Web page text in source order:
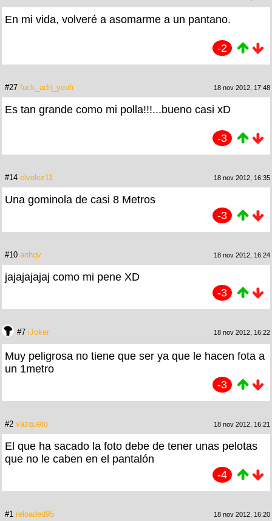
En mi vida, volveré a asomarme a un pantano.
-2
#27 fuck_adri_yeah 18 nov 2012, 17:48
Es tan grande como mi polla!!!...bueno casi xD
-3
#14 elvelez11 18 nov 2012, 16:35
Una gominola de casi 8 Metros
-3
#10 anhqv 18 nov 2012, 16:24
jajajajajaj como mi pene XD
-3
#7 iJoker 18 nov 2012, 16:22
Muy peligrosa no tiene que ser ya que le hacen fota a
un 1metro
-3
#2 vazqueto 18 nov 2012, 16:21
El que ha sacado la foto debe de tener unas pelotas
que no le caben en el pantalón
-4
#1 reloaded95 18 nov 2012, 16:20